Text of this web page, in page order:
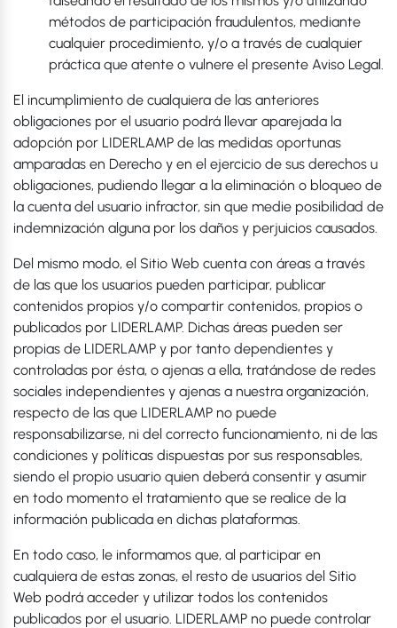
métodos de participación fraudulentos, mediante
cualquier procedimiento, y/o a través de cualquier
práctica que atente o vulnere el presente Aviso Legal.
El incumplimiento de cualquiera de las anteriores
obligaciones por el usuario podrá llevar aparejada la
adopción por LIDERLAMP de las medidas oportunas
amparadas en Derecho y en el ejercicio de sus derechos u
obligaciones, pudiendo llegar a la eliminación o bloqueo de
la cuenta del usuario infractor, sin que medie posibilidad de
indemnización alguna por los daños y perjuicios causados.
Del mismo modo, el Sitio Web cuenta con áreas a través
de las que los usuarios pueden participar, publicar
contenidos propios y/o compartir contenidos, propios o
publicados por LIDERLAMP. Dichas áreas pueden ser
propias de LIDERLAMP y por tanto dependientes y
controladas por ésta, o ajenas a ella, tratándose de redes
sociales independientes y ajenas a nuestra organización,
respecto de las que LIDERLAMP no puede
responsabilizarse, ni del correcto funcionamiento, ni de las
condiciones y políticas dispuestas por sus responsables,
siendo el propio usuario quien deberá consentir y asumir
en todo momento el tratamiento que se realice de la
información publicada en dichas plataformas.
En todo caso, le informamos que, al participar en
cualquiera de estas zonas, el resto de usuarios del Sitio
Web podrá acceder y utilizar todos los contenidos
publicados por el usuario. LIDERLAMP no puede controlar